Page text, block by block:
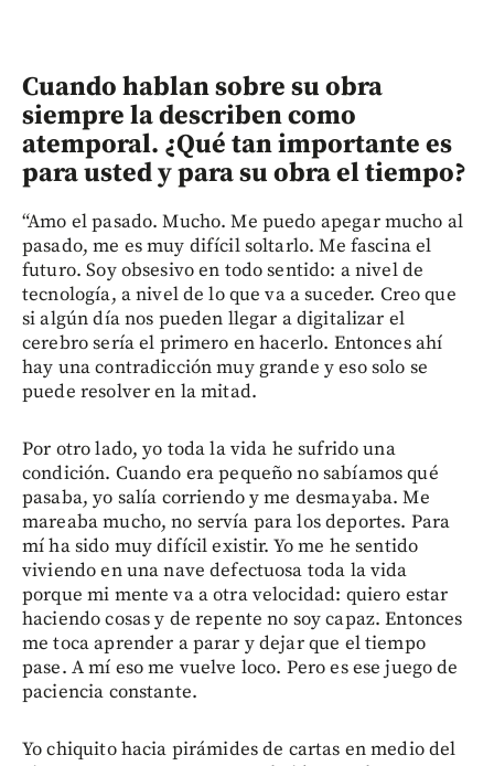
Cuando hablan sobre su obra
siempre la describen como
atemporal. ¿Qué tan importante es
para usted y para su obra el tiempo?
“Amo el pasado. Mucho. Me puedo apegar mucho al
pasado, me es muy difícil soltarlo. Me fascina el
futuro. Soy obsesivo en todo sentido: a nivel de
tecnología, a nivel de lo que va a suceder. Creo que
si algún día nos pueden llegar a digitalizar el
cerebro sería el primero en hacerlo. Entonces ahí
hay una contradicción muy grande y eso solo se
puede resolver en la mitad.
Por otro lado, yo toda la vida he sufrido una
condición. Cuando era pequeño no sabíamos qué
pasaba, yo salía corriendo y me desmayaba. Me
mareaba mucho, no servía para los deportes. Para
mí ha sido muy difícil existir. Yo me he sentido
viviendo en una nave defectuosa toda la vida
porque mi mente va a otra velocidad: quiero estar
haciendo cosas y de repente no soy capaz. Entonces
me toca aprender a parar y dejar que el tiempo
pase. A mí eso me vuelve loco. Pero es ese juego de
paciencia constante.
Yo chiquito hacia pirámides de cartas en medio del